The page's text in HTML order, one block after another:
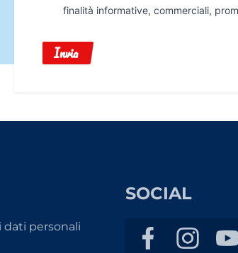
finalità informative, commerciali,
Invia
personali
SOCIAL